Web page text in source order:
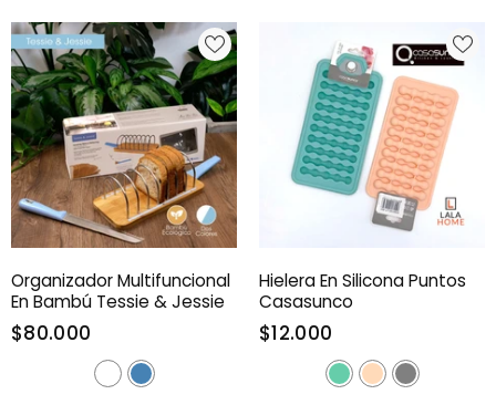
Organizador Multifuncional
En Bambú Tessie & Jessie
$80.000
Hielera En Silicona Puntos
Casasunco
$12.000